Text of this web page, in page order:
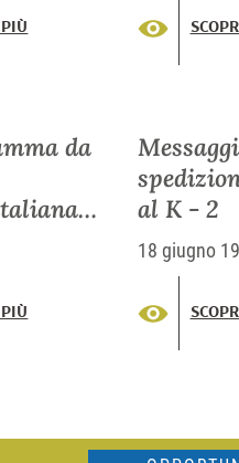
da
la
2.
al K - 2
18 giugno